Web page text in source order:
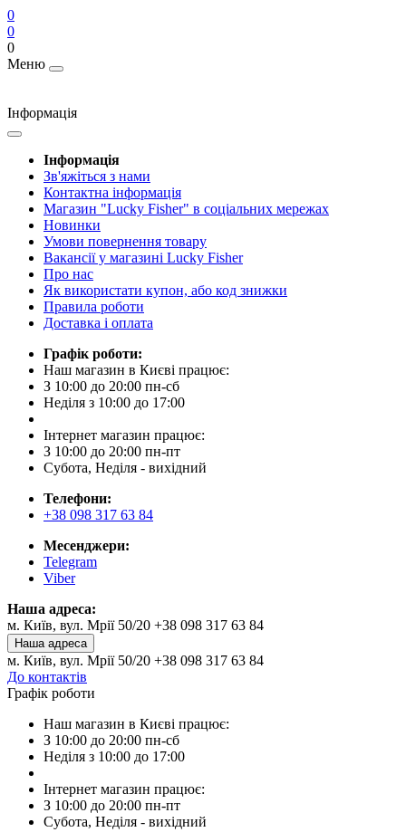
0
0
0
Меню
Інформація
Інформація
Зв'яжіться з нами
Контактна інформація
Магазин "Lucky Fisher" в соціальних мережах
Новинки
Умови повернення товару
Вакансії у магазині Lucky Fisher
Про нас
Як використати купон, або код знижки
Правила роботи
Доставка і оплата
Графік роботи:
Наш магазин в Києві працює:
З 10:00 до 20:00 пн-сб
Неділя з 10:00 до 17:00
Інтернет магазин працює:
З 10:00 до 20:00 пн-пт
Субота, Неділя - вихідний
Телефони:
+38 098 317 63 84
Месенджери:
Telegram
Viber
Наша адреса:
м. Київ, вул. Мрії 50/20 +38 098 317 63 84
Наша адреса
м. Київ, вул. Мрії 50/20 +38 098 317 63 84
До контактів
Графік роботи
Наш магазин в Києві працює:
З 10:00 до 20:00 пн-сб
Неділя з 10:00 до 17:00
Інтернет магазин працює:
З 10:00 до 20:00 пн-пт
Субота, Неділя - вихідний